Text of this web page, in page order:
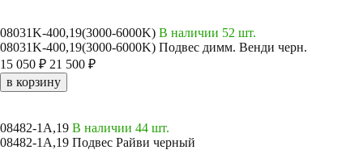
08031K-400,19(3000-6000K) В наличии 52 шт.
08031K-400,19(3000-6000K) Подвес димм. Венди черн.
15 050 ₽ 21 500 ₽
в корзину
08482-1A,19 В наличии 44 шт.
08482-1A,19 Подвес Райви черный